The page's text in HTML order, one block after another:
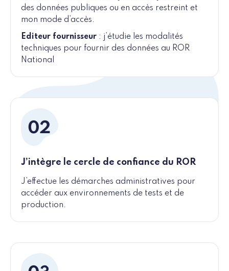
des données publiques ou en accès restreint et
mon mode d’accès.
Editeur fournisseur : j’étudie les modalités
techniques pour fournir des données au ROR
National
J’intègre le cercle de confiance du ROR
J’effectue les démarches administratives pour
accéder aux environnements de tests et de
production.